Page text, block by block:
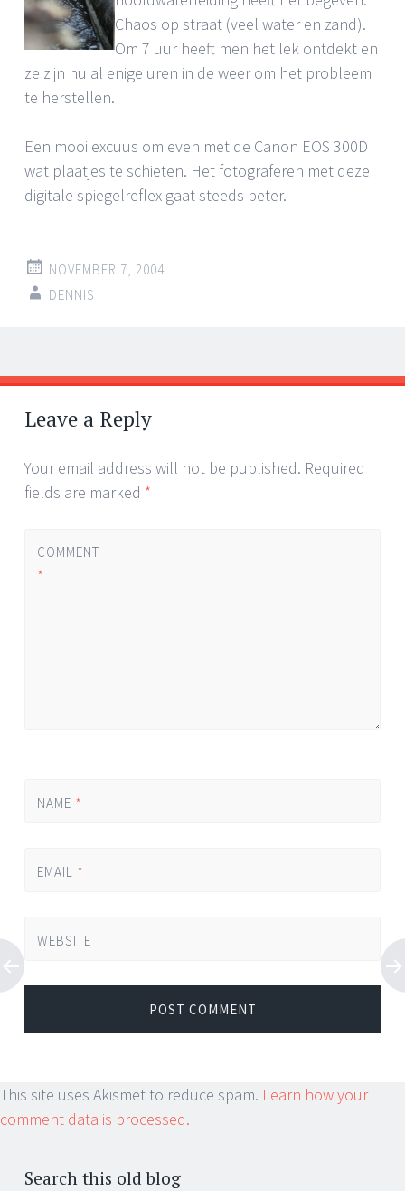
Chaos op straat (veel water en zand).
Om 7 uur heeft men het lek ontdekt en
ze zijn nu al enige uren in de weer om het probleem
te herstellen.
Een mooi excuus om even met de Canon EOS 300D
wat plaatjes te schieten. Het fotograferen met deze
digitale spiegelreflex gaat steeds beter.
NOVEMBER 7, 2004
DENNIS
Post
navigation
←
→
Leave a Reply
Your email address will not be published. Required
fields are marked *
COMMENT
*
NAME *
EMAIL *
WEBSITE
This site uses Akismet to reduce spam. Learn how your
comment data is processed.
Search this old blog